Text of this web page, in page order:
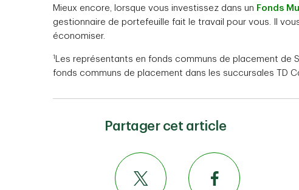
Mieux encore, lorsque vous investissez dans un Fonds
gestionnaire de portefeuille fait le travail pour vous. Il
économiser.
1
Les représentants en fonds communs de placement de
fonds communs de placement dans les succursales TD
Partager cet article